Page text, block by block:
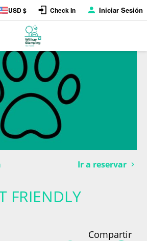
USD $ Check In Iniciar Sesión
Ir a reservar
FRIENDLY
Compartir